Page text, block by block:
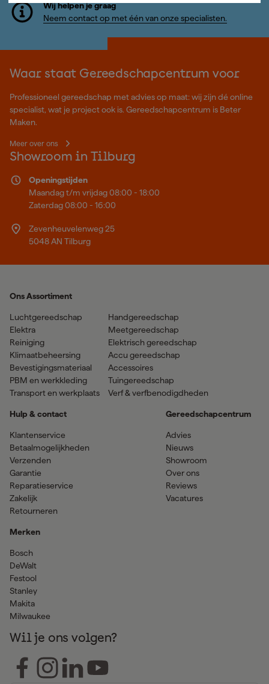
Wij helpen je graag
Neem contact op met één van onze specialisten.
Waar staat Gereedschapcentrum voor
Professioneel gereedschap met advies op maat: wij zijn dé online
specialist, wat je project ook is. Gereedschapcentrum is Beter
Maken.
Meer over ons
Showroom in Tilburg
Openingstijden
Maandag t/m vrijdag 08:00 - 18:00
Zaterdag 08:00 - 16:00
Zevenheuvelenweg 25
5048 AN Tilburg
Ons Assortiment
Luchtgereedschap
Elektra
Reiniging
Klimaatbeheersing
Bevestigingsmateriaal
PBM en werkkleding
Transport en werkplaats
Handgereedschap
Meetgereedschap
Elektrisch gereedschap
Accu gereedschap
Accessoires
Tuingereedschap
Verf & verfbenodigdheden
Hulp & contact
Klantenservice
Betaalmogelijkheden
Verzenden
Garantie
Reparatieservice
Zakelijk
Retourneren
Merken
Bosch
DeWalt
Festool
Stanley
Makita
Milwaukee
Gereedschapcentrum
Advies
Nieuws
Showroom
Over ons
Reviews
Vacatures
Wil je ons volgen?